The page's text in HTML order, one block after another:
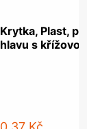
Krytka, Plast,
hlavu s